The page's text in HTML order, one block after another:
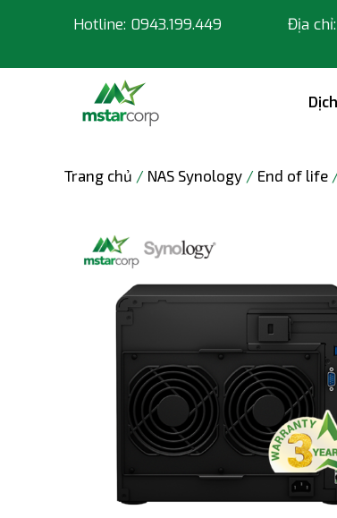
Hotline: 0943.199.449 Địa
Trang chủ / NAS Synology / End of life